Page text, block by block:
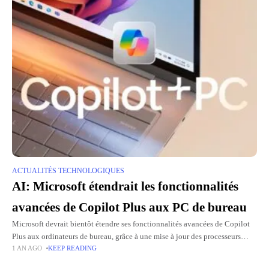
ACTUALITÉS TECHNOLOGIQUES
AI: Microsoft étendrait les fonctionnalités
avancées de Copilot Plus aux PC de bureau
Microsoft devrait bientôt étendre ses fonctionnalités avancées de Copilot
Plus aux ordinateurs de bureau, grâce à une mise à jour des processeurs
Intel Arrow Lake (prévue pour la fin de
1 AN AGO KEEP READING